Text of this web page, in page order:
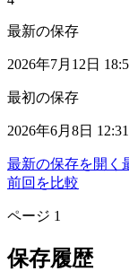
最新の保存
2026年7月12日
最初の保存
2026年6月8日 12:31
最新の保存を開く
前回を比較
ページ 1
保存履歴